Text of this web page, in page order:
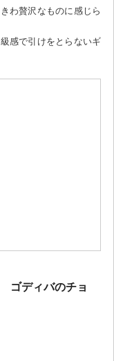
わ贅沢なものに感じら
感で引けをとらないギ
ゴディバのチョ